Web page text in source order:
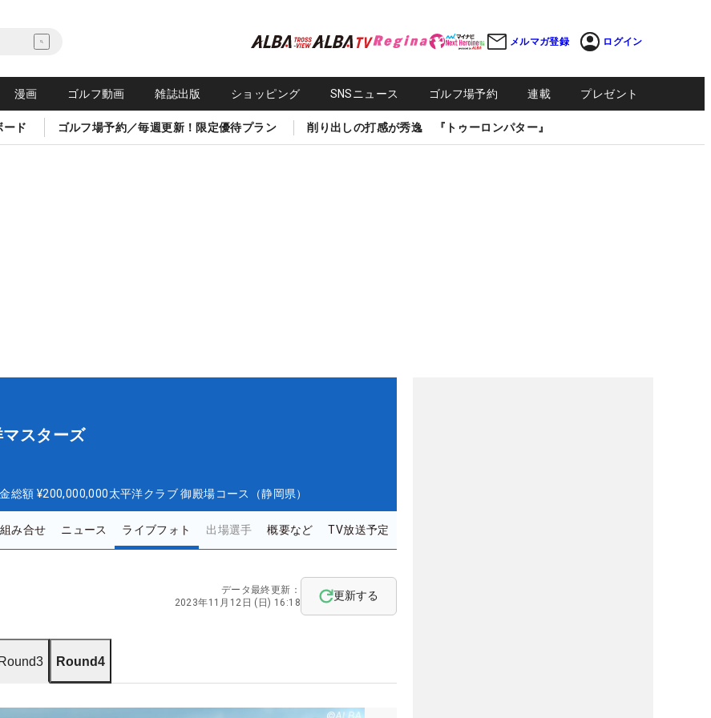
メルマガ登録 ログイン
漫画 ゴルフ動画 雑誌出版 ショッピング SNSニュース ゴルフ場予約 連載 プレゼント
ド ゴルフ場予約／毎週更新！限定優待プラン 削り出しの打感が秀逸 『トゥーロンパター』
スターズ
総額 ¥200,000,000太平洋クラブ 御殿場コース（静岡県）
組み合せ ニュース ライブフォト 出場選手 概要など TV放送予定
データ最終更新：
2023年11月12日 (日) 16:18
更新する
Round3 Round4